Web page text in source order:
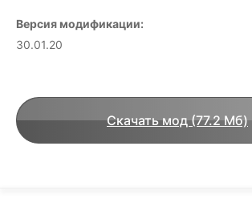
Версия модификации:
30.01.20
Скачать мод (77.2 Мб)